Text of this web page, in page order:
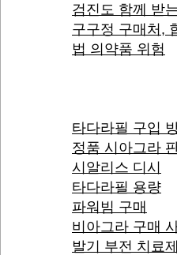
검진도 함께 받
구구정 구매처,
법 의약품 위험
타다라필 구입
정품 시아그라
시알리스 디시
타다라필 용량
파워빔 구매
비아그라 구매
발기 부전 치료